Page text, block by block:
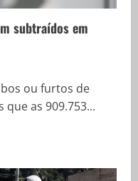
subtraídos em
ou furtos de
que as 909.753...